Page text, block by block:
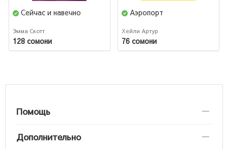
Сейчас и навечно
Эмма Скотт
128 сомони
Аэропорт
Хейли Артур
76 сомони
Помощь
Дополнительно